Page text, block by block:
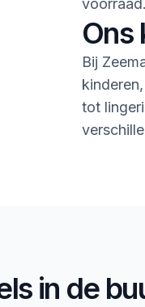
voorraad.
Ons
Bij
tot
in de